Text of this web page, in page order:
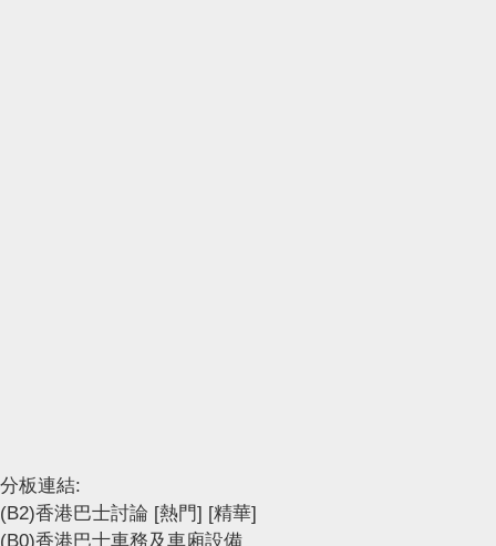
分板連結:
(B2)香港巴士討論 [熱門] [精華]
(B0)香港巴士車務及車廂設備